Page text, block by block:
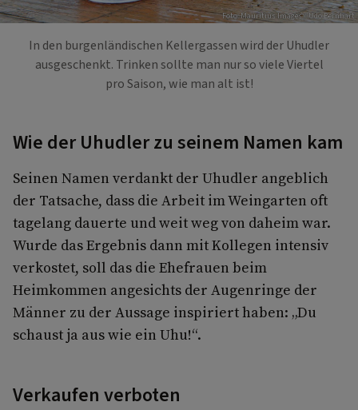
Foto: Mauritius Images / Udo Bernhart
In den burgenländischen Kellergassen wird der Uhudler
ausgeschenkt. Trinken sollte man nur so viele Viertel
pro Saison, wie man alt ist!
Wie der Uhudler zu seinem Namen kam
Seinen Namen verdankt der Uhudler angeblich
der Tatsache, dass die Arbeit im Weingarten oft
tagelang dauerte und weit weg von daheim war.
Wurde das Ergebnis dann mit Kollegen intensiv
verkostet, soll das die Ehefrauen beim
Heimkommen angesichts der Augenringe der
Männer zu der Aussage inspiriert haben: „Du
schaust ja aus wie ein Uhu!“.
Verkaufen verboten